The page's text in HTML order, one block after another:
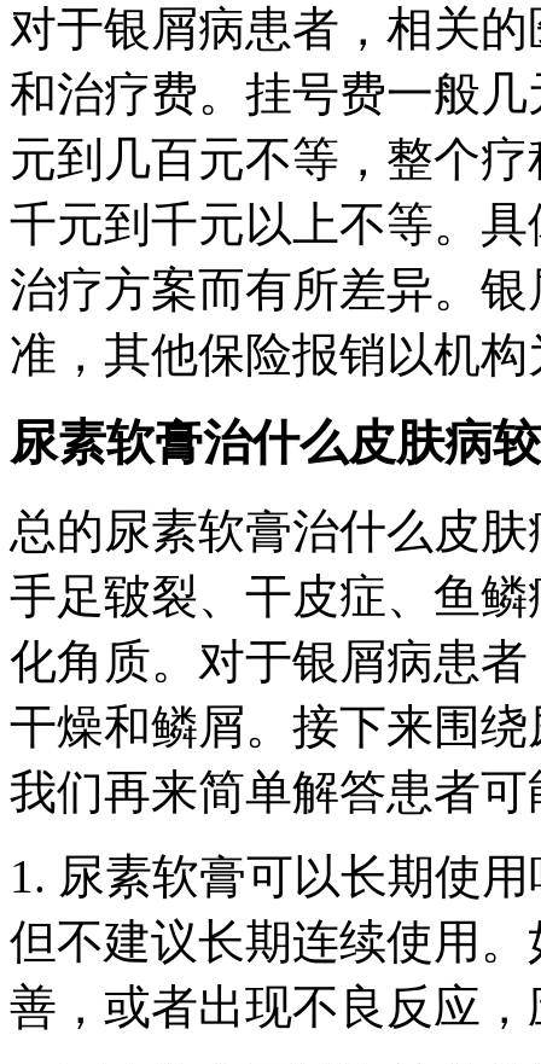
对于银屑病患者，相关
和治疗费。挂号费一般
元到几百元不等，整个
千元到千元以上不等。
治疗方案而有所差异。
准，其他保险报销以机构
尿素软膏治什么皮肤病
总的尿素软膏治什么皮
手足皲裂、干皮症、鱼
化角质。对于银屑病患
干燥和鳞屑。接下来围
我们再来简单解答患者
1. 尿素软膏可以长期使
但不建议长期连续使用
善，或者出现不良反应